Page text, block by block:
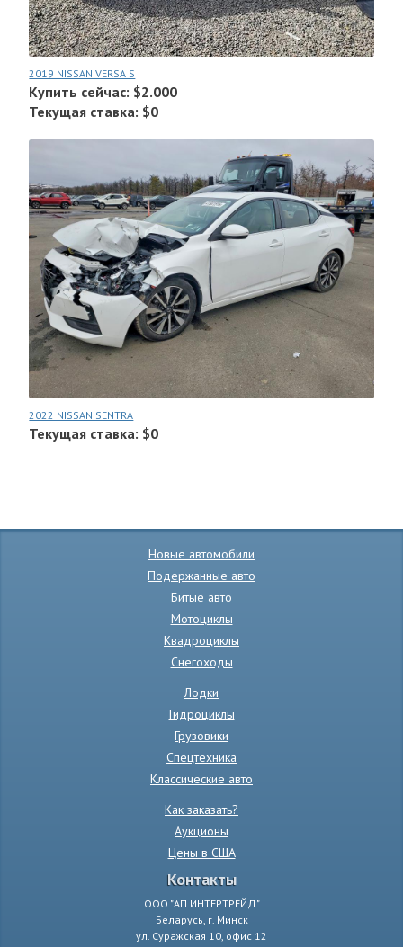
2019 NISSAN VERSA S
Купить сейчас: $2.000
Текущая ставка: $0
2022 NISSAN SENTRA
Текущая ставка: $0
Новые автомобили
Подержанные авто
Битые авто
Мотоциклы
Квадроциклы
Снегоходы
Лодки
Гидроциклы
Грузовики
Спецтехника
Классические авто
Как заказать?
Аукционы
Цены в США
Контакты
ООО "АП ИНТЕРТРЕЙД"
Беларусь, г. Минск
ул. Суражская 10, офис 12